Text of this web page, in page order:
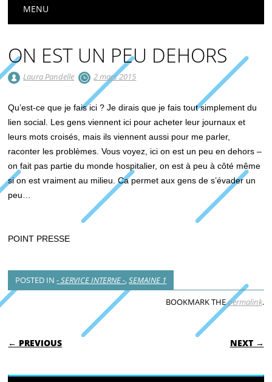
MENU
ON EST UN PEU DEHORS
Laura Pandelle 2 mars 2015
Qu’est-ce que je fais ici ? Je dirais que je fais tout simplement du
lien social. Les gens viennent ici pour acheter leur journaux et
leurs mots croisés, mais ils viennent aussi pour me parler,
raconter les problèmes. Vous voyez, ici on est un peu en dehors –
on fait pas partie du monde hospitalier, on est à peu à côté même
si on est vraiment au milieu. Ca permet aux gens de s’évader un
peu…
POINT PRESSE
POSTED IN- SERVICE INTERNE -,SEMAINE 1
BOOKMARK THEpermalink.
POST NAVIGATION
← PREVIOUS NEXT →